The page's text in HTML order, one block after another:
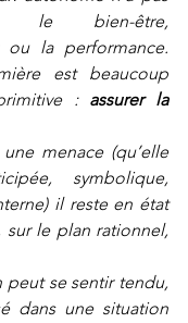
le bien-être,
ou la performance.
est beaucoup
: assurer la
menace (qu’elle
symbolique,
il reste en état
sur le plan rationnel,
peut se sentir tendu,
dans une situation